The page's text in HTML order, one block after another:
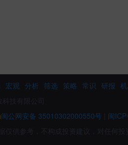
宏观 分析 筛选 策略 常识 研报
技有限公司
闽公网安备 35010302000550号
闽
仅供参考，不构成投资建议，对任何